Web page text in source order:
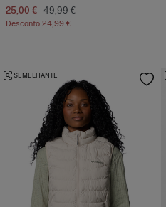
25,00 € 49,99 €
Desconto 24,99 €
SEMELHANTE